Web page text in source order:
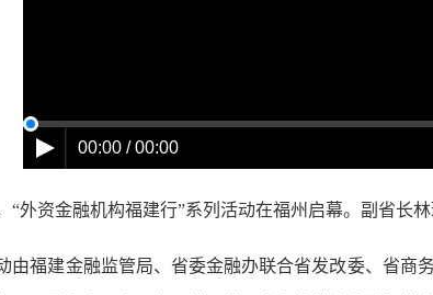
00:00 / 00:41
资金融机构福建行”系列活动在福州启幕。副省长
福建金融监管局、省委金融办联合省发改委、省商